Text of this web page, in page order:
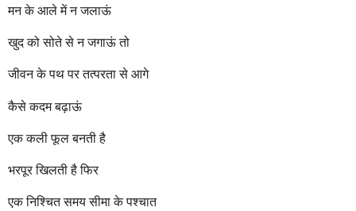
o
मन के आले में न जलाऊं
खुद को सोते से न जगाऊं तो
जीवन के पथ पर तत्परता से आगे
कैसे कदम बढ़ाऊं
एक कली फूल बनती है
भरपूर खिलती है फिर
एक निश्चित समय सीमा के पश्चात